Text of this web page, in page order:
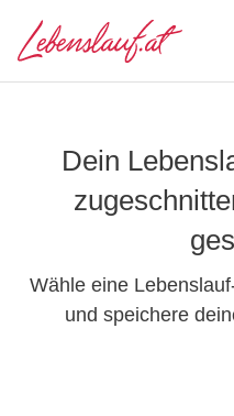
Dein
Wähle eine
und speichere